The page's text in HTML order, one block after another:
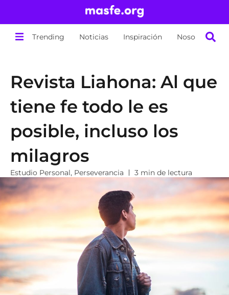
Trending Noticias Inspiración Nosotros
Revista Liahona: Al que
tiene fe todo le es
posible, incluso los
milagros
Estudio Personal, Perseverancia 3 min de lectura